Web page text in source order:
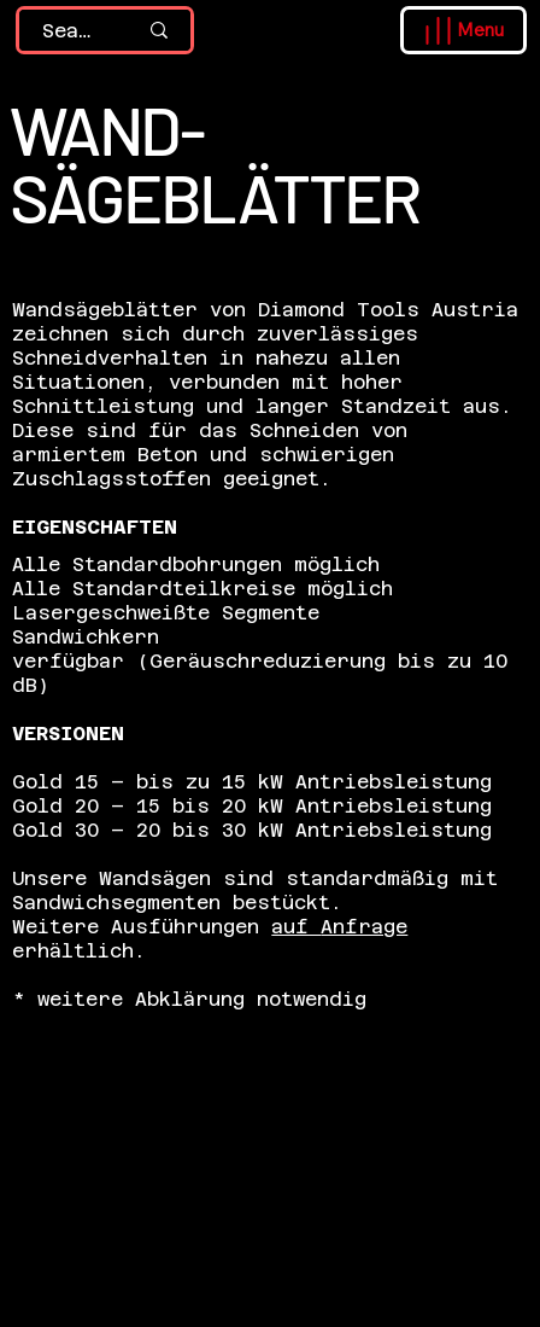
Menu
Wandsägeblätter von Diamond Tools Austria
zeichnen sich durch zuverlässiges
Schneidverhalten in nahezu allen
Situationen, verbunden mit hoher
Schnittleistung und langer Standzeit aus.
Diese sind für das Schneiden von
armiertem Beton und schwierigen
Zuschlagsstoffen geeignet.
EIGENSCHAFTEN
Alle Standardbohrungen möglich
Alle Standardteilkreise möglich
Lasergeschweißte Segmente
Sandwichkern
verfügbar (Geräuschreduzierung bis zu 10
dB)
VERSIONEN
Gold 15 – bis zu 15 kW Antriebsleistung
Gold 20 – 15 bis 20 kW Antriebsleistung
Gold 30 – 20 bis 30 kW Antriebsleistung
Unsere Wandsägen sind standardmäßig mit
Sandwichsegmenten bestückt.
Weitere AusführungenaufAnfrage
erhältlich.
* weitere Abklärung notwendig
WAND-
SÄGEBLÄTTER